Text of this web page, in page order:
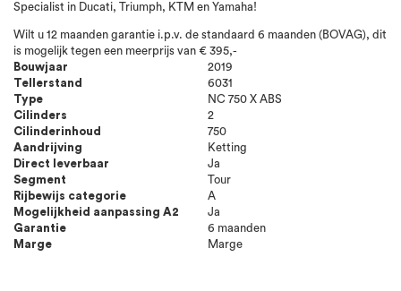
Specialist in Ducati, Triumph, KTM en Yamaha!
Wilt u 12 maanden garantie i.p.v. de standaard 6 maanden (BOVAG), dit
is mogelijk tegen een meerprijs van € 395,-
Bouwjaar
2019
Tellerstand
6031
Type
NC 750 X ABS
Cilinders
2
Cilinderinhoud
750
Aandrijving
Ketting
Direct leverbaar
Ja
Segment
Tour
Rijbewijs categorie
A
Mogelijkheid aanpassing A2
Ja
Garantie
6 maanden
Marge
Marge